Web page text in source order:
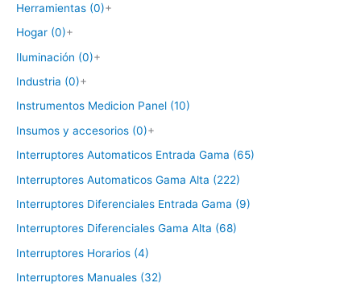
Herramientas (0)+
Hogar (0)+
Iluminación (0)+
Industria (0)+
Instrumentos Medicion Panel (10)
Insumos y accesorios (0)+
Interruptores Automaticos Entrada Gama (65)
Interruptores Automaticos Gama Alta (222)
Interruptores Diferenciales Entrada Gama (9)
Interruptores Diferenciales Gama Alta (68)
Interruptores Horarios (4)
Interruptores Manuales (32)